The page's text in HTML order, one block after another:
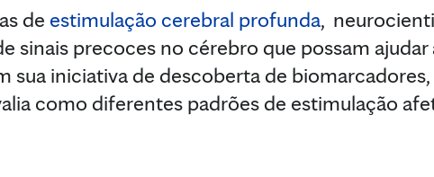
de estimulação cerebral profunda,
sinais precoces no cérebro que possam
sua iniciativa de descoberta de
como diferentes padrões de estimulação